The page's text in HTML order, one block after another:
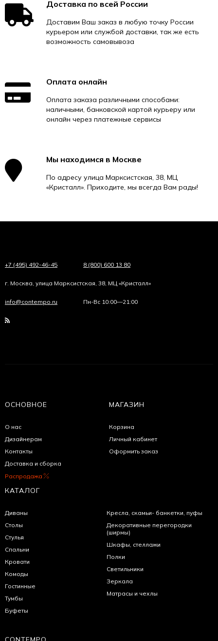
Доставка по всей России
Доставим Ваш заказ в любую точку России
курьером или службой доставки, так же есть
возможность самовывоза
Оплата онлайн
Оплата заказа различными способами:
наличными, банковской картой курьеру или
онлайн через платежные сервисы
Мы находимся в Москве
По адресу улица Марксистская, 38, МЦ
«Кристалл». Приходите, мы всегда Вам рады!
+7 (495) 492-46-45 8 (800) 600 13 80
г. Москва, улица Марксистская, 38, МЦ «Кристалл»
info@contempo.ru Пн-Вс 10:00—21:00
ОСНОВНОЕ
О нас
Дизайнерам
Контакты
Доставка и сборка
Распродажа
МАГАЗИН
Корзина
Личный кабинет
Оформить заказ
КАТАЛОГ
Диваны
Столы
Стулья
Спальни
Кровати
Комоды
Гостинные
Тумбы
Буфеты
Кресла, скамьи- банкетки, пуфы
Декоративные перегородки
(ширмы)
Шкафы, стеллажи
Полки
Светильники
Зеркала
Матрасы и чехлы